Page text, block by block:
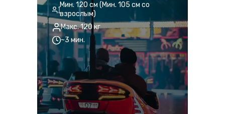
Мин. 120 см (Мин. 105 см со
взрослым)
Макс. 120 кг
~3 мин.